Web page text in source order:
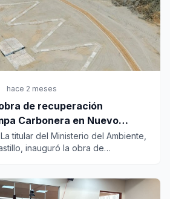
hace 2 meses
de recuperación
Carbonera en Nuevo
titular del Ministerio del Ambiente,
inauguró la obra de